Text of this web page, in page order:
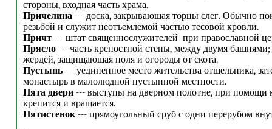
стороны, входная часть храма.
Причелина--- доска, закрывающая торцы слег. Обычно
резьбой и служит неотъемлемой частью тесовой кровли.
Причт--- штат священнослужителей при православной
Прясло --- часть крепостной стены, между двумя башнями;
жердей, защищающая поля и огороды от скота.
Пустынь--- уединенное место жительства отшельника,
монастырь в малолюдной пустынной местности.
Пята двери--- выступы на дверном полотне, при помощи
крепится и вращается.
Пятистенок--- прямоугольный сруб с одни перерубом